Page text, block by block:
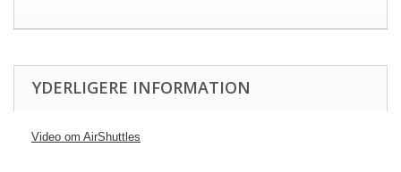
YDERLIGERE INFORMATION
Video om AirShuttles